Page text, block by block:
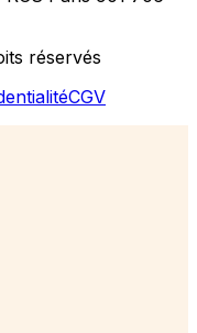
réservés
CGV